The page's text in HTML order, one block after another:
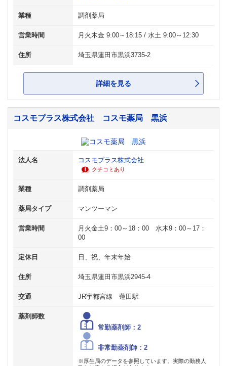
業種 調剤薬局
営業時間 月火木金 9:00～18:15 / 水土 9:00～12:30
住所 埼玉県蓮田市黒浜3735-2
詳細を見る
コスモプラス株式会社 コスモ薬局 黒浜
法人名 コスモプラス株式会社
クチコミあり
業種 調剤薬局
薬局タイプ マンツーマン
営業時間
月火金土9：00～18：00 水木9：00～17：
00
定休日 日、祝、年末年始
住所 埼玉県蓮田市黒浜2945-4
交通 JR宇都宮線 蓮田駅
薬剤師数
常勤薬剤師：2
非常勤薬剤師：2
※厚生局のデータを参照しています。実際の勤務人